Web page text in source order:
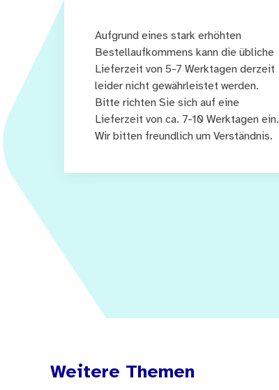
Aufgrund eines stark erhöhten
Bestellaufkommens kann die übliche
Lieferzeit von 5-7 Werktagen derzeit
leider nicht gewährleistet werden.
Bitte richten Sie sich auf eine
Lieferzeit von ca. 7-10 Werktagen ein.
Wir bitten freundlich um Verständnis.
Weitere Themen